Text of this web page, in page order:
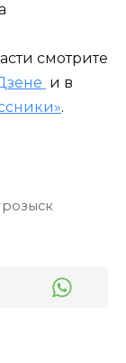
смотрите
и в
.
розыск